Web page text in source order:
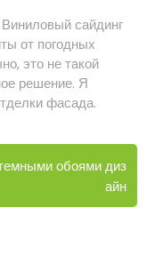
сайдинг
от погодных
это не такой
решение. Я
фасада.
обоями диз
айн